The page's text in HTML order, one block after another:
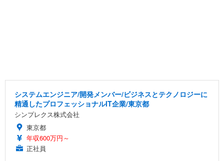
システムエンジニア/開発メンバー/ビジネスとテクノロジーに
精通したプロフェッショナルIT企業/東京都
シンプレクス株式会社
東京都
年収600万円～
正社員